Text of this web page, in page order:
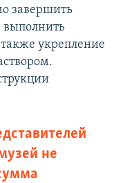
завершить
выполнить
укрепление
не